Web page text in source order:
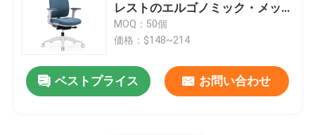
レストのエルゴノミック・メッ
シュ オフィスチェア
MOQ：50個
価格：$148~214
ベストプライス お問い合わせ